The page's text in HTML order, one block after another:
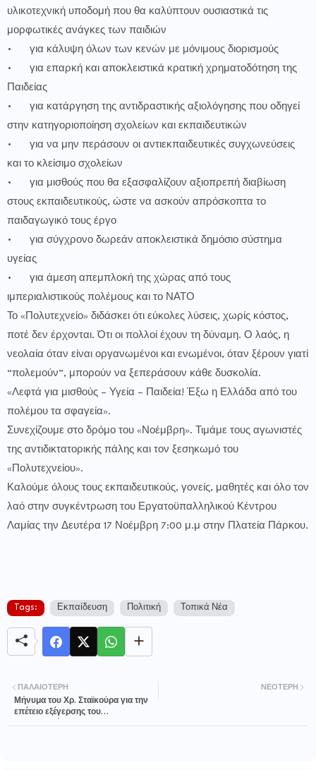
υλικοτεχνική υποδομή που θα καλύπτουν ουσιαστικά τις
μορφωτικές ανάγκες των παιδιών
•
για κάλυψη όλων των κενών με μόνιμους διορισμούς
•
για επαρκή και αποκλειστικά κρατική χρηματοδότηση της
Παιδείας
•
για κατάργηση της αντιδραστικής αξιολόγησης που οδηγεί
στην κατηγοριοποίηση σχολείων και εκπαιδευτικών
•
για να μην περάσουν οι αντιεκπαιδευτικές συγχωνεύσεις
και το κλείσιμο σχολείων
•
για μισθούς που θα εξασφαλίζουν αξιοπρεπή διαβίωση
στους εκπαιδευτικούς, ώστε να ασκούν απρόσκοπτα το
παιδαγωγικό τους έργο
•
για σύγχρονο δωρεάν αποκλειστικά δημόσιο σύστημα
υγείας
•
για άμεση απεμπλοκή της χώρας από τους
ιμπεριαλιστικούς πολέμους και το ΝΑΤΟ
Το «Πολυτεχνείο» διδάσκει ότι εύκολες λύσεις, χωρίς κόστος,
ποτέ δεν έρχονται. Ότι οι πολλοί έχουν τη δύναμη. Ο λαός, η
νεολαία όταν είναι οργανωμένοι και ενωμένοι, όταν ξέρουν γιατί
“πολεμούν”, μπορούν να ξεπεράσουν κάθε δυσκολία.
«Λεφτά για μισθούς – Υγεία – Παιδεία! Έξω η Ελλάδα από του
πολέμου τα σφαγεία».
Συνεχίζουμε στο δρόμο του «Νοέμβρη». Τιμάμε τους αγωνιστές
της αντιδικτατορικής πάλης και τον ξεσηκωμό του
«Πολυτεχνείου».
Καλούμε όλους τους εκπαιδευτικούς, γονείς, μαθητές και όλο τον
λαό στην συγκέντρωση του Εργατοϋπαλληλικού Κέντρου
Λαμίας την Δευτέρα 17 Νοέμβρη 7:00 μ.μ στην Πλατεία Πάρκου.
Tags: Εκπαίδευση Πολιτική Τοπικά Νέα
ΝΕΌΤΕΡΗ
ΠΑΛΑΙΌΤΕΡΗ
Μήνυμα του Χρ. Σταϊκούρα για την
επέτειο εξέγερσης του